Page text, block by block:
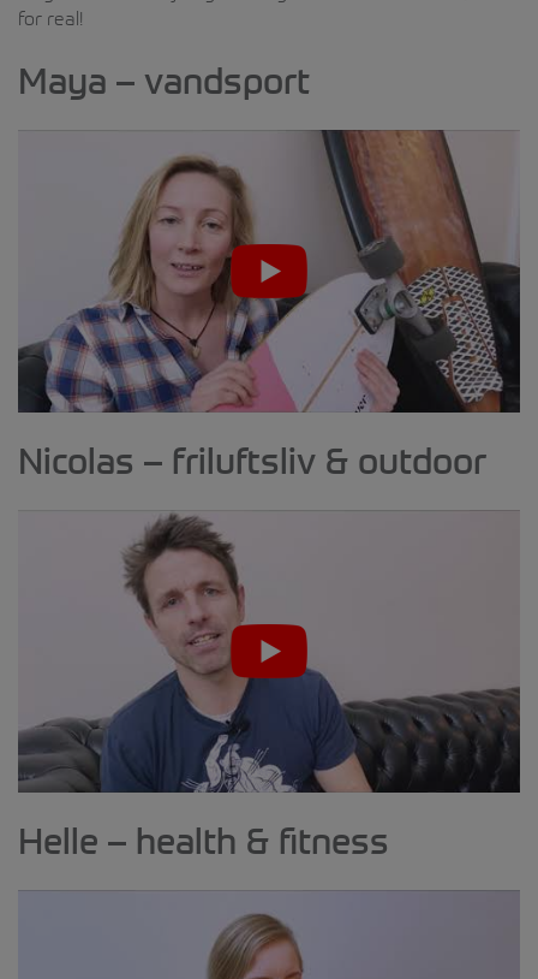
for real!
Maya – vandsport
Nicolas – friluftsliv & outdoor
Helle – health & fitness